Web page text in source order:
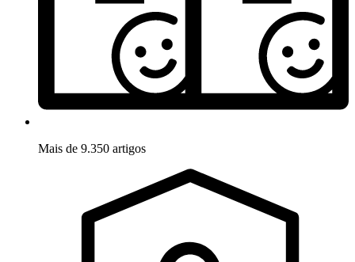
Mais de 9.350 artigos